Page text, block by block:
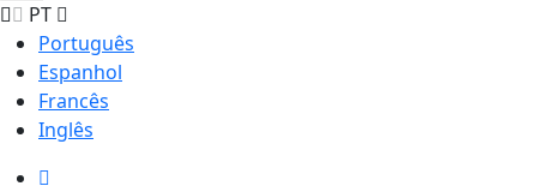
PT
Português
Espanhol
Francês
Inglês